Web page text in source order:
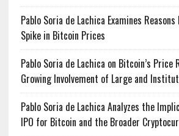
Pablo Soria de Lachica Examines
Spike in Bitcoin Prices
Pablo Soria de Lachica on Bitcoin’s Price
Growing Involvement of Large and
Pablo Soria de Lachica Analyzes the
IPO for Bitcoin and the Broader